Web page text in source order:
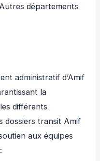
départements
administratif d’Amif
la
différents
dossiers transit Amif
aux équipes